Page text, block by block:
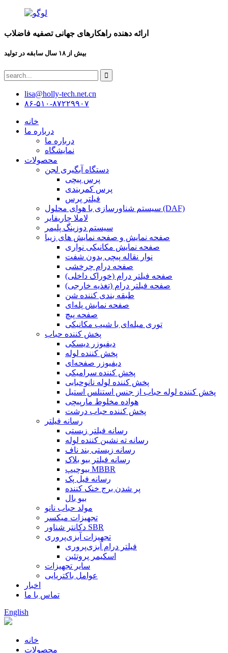
ارائه دهنده راهکارهای جهانی تصفیه فاضلاب
بیش از ۱۸ سال سابقه در تولید
lisa@holly-tech.net.cn
۸۶-۵۱۰-۸۷۲۲۹۹۰۷
خانه
درباره ما
درباره ما
نمایشگاه
محصولات
دستگاه آبگیری لجن
پرس پیچی
پرس کمربندی
فیلتر پرس
سیستم شناورسازی با هوای محلول (DAF)
لاملا چاریفایر
سیستم دوزینگ پلیمر
صفحه نمایش و صفحه نمایش های زیبا
صفحه نمایش مکانیکی نواری
نوار نقاله پیچی بدون شفت
صفحه درام چرخشی
صفحه فیلتر درام (خوراک داخلی)
صفحه فیلتر درام (تغذیه خارجی)
طبقه بندی کننده شن
صفحه نمایش پله‌ای
صفحه پیچ
توری میله‌ای با شیب مکانیکی
پخش کننده حباب
دیفیوزر دیسکی
پخش کننده لوله
دیفیوزر صفحه‌ای
پخش کننده سرامیکی
پخش کننده لوله نانوحبابی
پخش کننده لوله حباب از جنس استنلس استیل
هواده مخلوط مارپیچی
پخش کننده حباب درشت
رسانه فیلتر
رسانه فیلتر زیستی
رسانه ته نشین کننده لوله
رسانه زیستی بند ناف
رسانه فیلتر بیو بلاک
بیوچیپ MBBR
رسانه فیل پک
پر شدن برج خنک کننده
بیو بال
مولد حباب نانو
تجهیزات میکسر
دکانتر شناور SBR
تجهیزات آبزی‌پروری
فیلتر درام آبزی‌پروری
اسکیمر پروتئین
سایر تجهیزات
عوامل باکتریایی
اخبار
تماس با ما
English
خانه
محصولات